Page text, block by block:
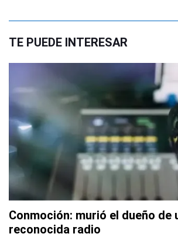
TE PUEDE INTERESAR
Conmoción: murió el dueño de
reconocida radio